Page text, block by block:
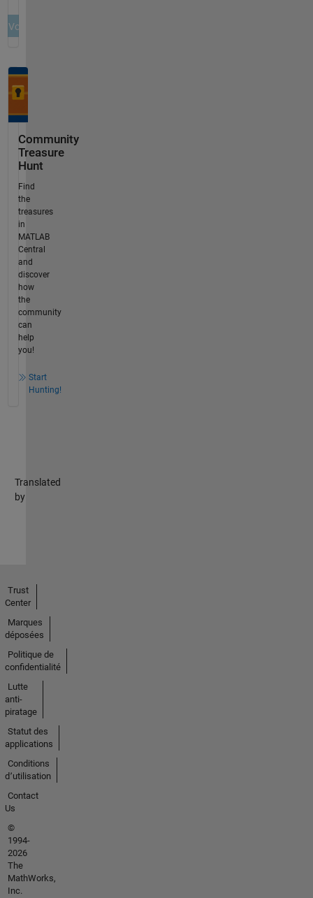
Community
Treasure
Hunt
Find
the
treasures
in
MATLAB
Central
and
discover
how
the
community
can
help
you!
Start
Hunting!
Translated
by
Trust
Center
Marques
déposées
Politique de
confidentialité
Lutte
anti-
piratage
Statut des
applications
Conditions
d՚utilisation
Contact
Us
©
1994-
2026
The
MathWorks,
Inc.